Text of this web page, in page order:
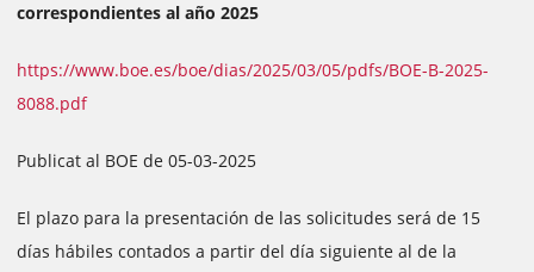
correspondientes al año 2025
https://www.boe.es/boe/dias/2025/03/05/pdfs/BOE-B-2025-
8088.pdf
Publicat al BOE de 05-03-2025
El plazo para la presentación de las solicitudes será de 15
días hábiles contados a partir del día siguiente al de la